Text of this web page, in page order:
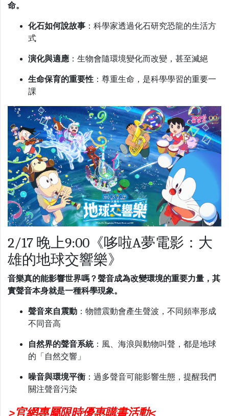
命。
化石如何說故事 ：科學家透過化石研究恐龍的生活方
式
演化與適應 ：生物會隨環境變化而改變，甚至滅絕
生命保育的重要性 ：尊重生命，是科學學習的重要一
課
2/17 晚上9:00《哆啦A夢電影：大
雄的地球交響樂》
音樂真的能影響世界嗎？聲音成為改變環境的重要力量，其
實聲音本身就是一種科學現象。
聲音來自震動 ：物體震動會產生聲波，不同頻率形成
不同音高
自然界的聲音系統：風、海浪與動物叫聲，都是地球
的「自然交響」
噪音與環境平衡 ：過多聲音可能影響生態，提醒我們
關注聲音污染
>官網專屬限時優惠購書活動<